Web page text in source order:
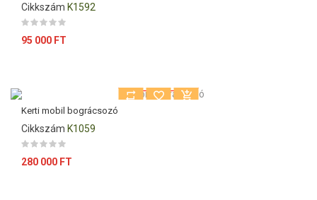
Cikkszám K1592
Ár
95 000 FT
Kerti mobil bográcsozó
Cikkszám K1059
Ár
280 000 FT